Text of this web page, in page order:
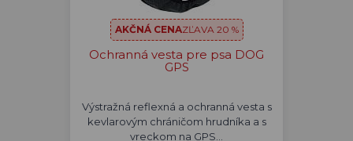
AKČNÁ CENAZĽAVA 20 %
Ochranná vesta pre psa DOG
GPS
Výstražná reflexná a ochranná vesta s
kevlarovým chráničom hrudníka a s
vreckom na GPS…